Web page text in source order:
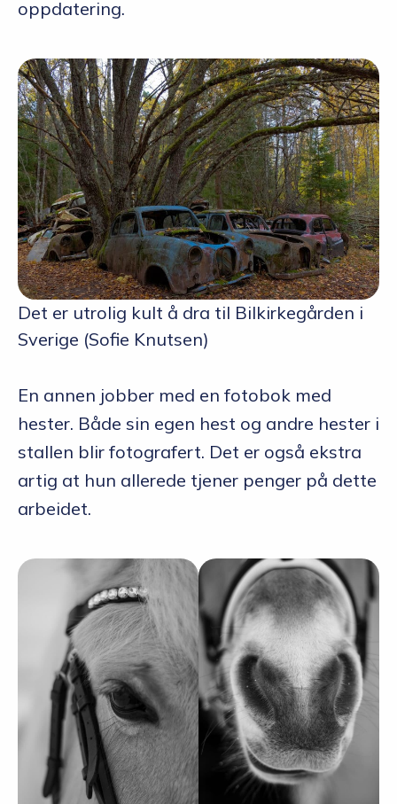
oppdatering.
Det er utrolig kult å dra til Bilkirkegården i
Sverige (Sofie Knutsen)
En annen jobber med en fotobok med
hester. Både sin egen hest og andre hester i
stallen blir fotografert. Det er også ekstra
artig at hun allerede tjener penger på dette
arbeidet.